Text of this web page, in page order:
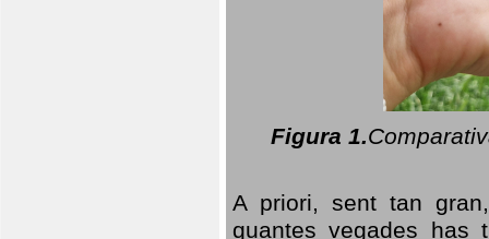
Figura 1.
A priori, sent tan
quantes vegades has